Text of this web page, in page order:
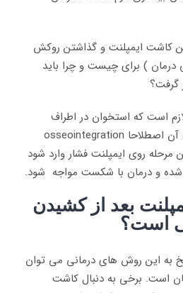
کاشت ایمپلنت و گذاشتن روکش
درمان ) برای چیست و چرا باید
گرفت؟
است که استخوان در اطراف
ایمپلنت شکل بگیرد که به آن اصطلاحا osseointegration
مرحله روی ایمپلنت فشار وارد شود
و درمان با شکست مواجه شود.
بعد از کشیدن
است؟
به این روش های درمانی می توان
است. برخی به دنبال کاشت